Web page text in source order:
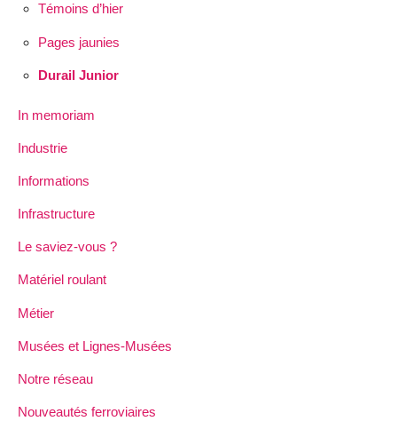
Témoins d’hier
Pages jaunies
Durail Junior
In memoriam
Industrie
Informations
Infrastructure
Le saviez-vous ?
Matériel roulant
Métier
Musées et Lignes-Musées
Notre réseau
Nouveautés ferroviaires